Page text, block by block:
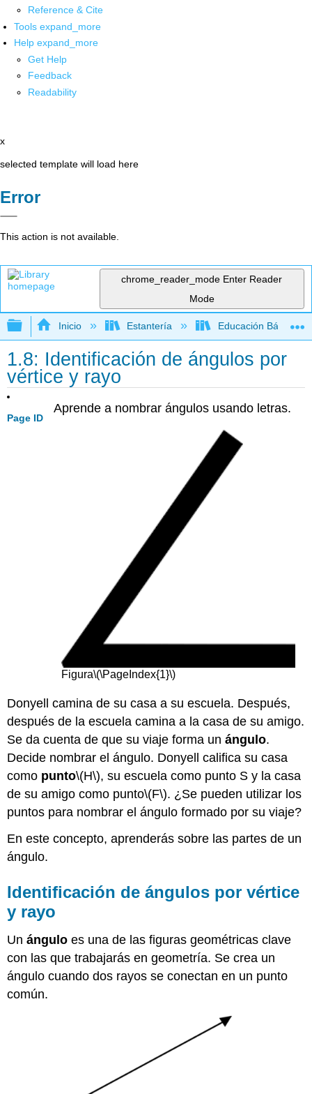
Reference & Cite
Tools expand_more
Help expand_more
Get Help
Feedback
Readability
x
selected template will load here
Error
This action is not available.
chrome_reader_mode Enter Reader
Mode
Expandir/contraer jerarquía global
Inicio Estantería Educación Básica
1.8: Identificación de ángulos por
vértice y rayo
Page ID
Aprende a nombrar ángulos usando letras.
Figura\(\PageIndex{1}\)
Donyell camina de su casa a su escuela. Después,
después de la escuela camina a la casa de su amigo.
Se da cuenta de que su viaje forma unángulo.
Decide nombrar el ángulo. Donyell califica su casa
como punto\(H\), su escuela como punto S y la casa
de su amigo como punto\(F\). ¿Se pueden utilizar los
puntos para nombrar el ángulo formado por su viaje?
En este concepto, aprenderás sobre las partes de un
ángulo.
Identificación de ángulos por vértice
y rayo
Unángulo es una de las figuras geométricas clave
con las que trabajarás en geometría. Se crea un
ángulo cuando dos rayos se conectan en un punto
común.